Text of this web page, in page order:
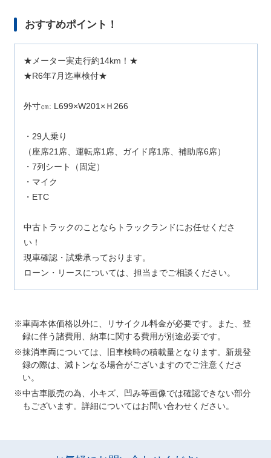
おすすめポイント！
★メーター実走行約14km！★
★R6年7月迄車検付★
外寸㎝: L699×W201×Ｈ266
・29人乗り
（座席21席、運転席1席、ガイド席1席、補助席6席）
・7列シート（固定）
・マイク
・ETC
中古トラックのことならトラックランドにお任せくださ
い！
現車確認・試乗承っております。
ローン・リースについては、担当までご相談ください。
車両本体価格以外に、リサイクル料金が必要です。また、登
録に伴う諸費用、納車に関する費用が別途必要です。
抹消車両については、旧車検時の積載量となります。新規登
録の際は、減トンなる場合がございますのでご注意くださ
い。
中古車販売の為、小キズ、凹み等画像では確認できない部分
もございます。詳細についてはお問い合わせください。